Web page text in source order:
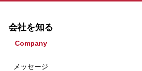
会社を知る
Company
メッセージ